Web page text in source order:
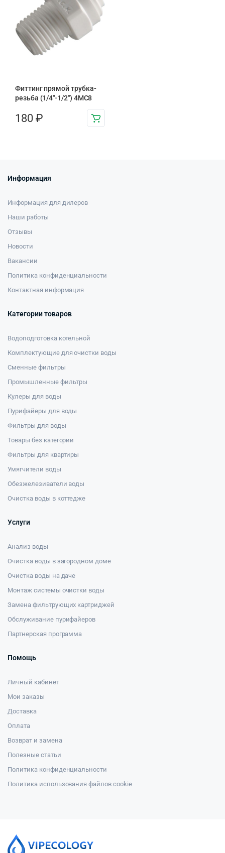
Фиттинг прямой трубка-
резьба (1/4"-1/2") 4MC8
180 ₽
Информация
Информация для дилеров
Наши работы
Отзывы
Новости
Вакансии
Политика конфиденциальности
Контактная информация
Категории товаров
Водоподготовка котельной
Комплектующие для очистки воды
Сменные фильтры
Промышленные фильтры
Кулеры для воды
Пурифайеры для воды
Фильтры для воды
Товары без категории
Фильтры для квартиры
Умягчители воды
Обезжелезиватели воды
Очистка воды в коттедже
Услуги
Анализ воды
Очистка воды в загородном доме
Очистка воды на даче
Монтаж системы очистки воды
Замена фильтрующих картриджей
Обслуживание пурифайеров
Партнерская программа
Помощь
Личный кабинет
Мои заказы
Доставка
Оплата
Возврат и замена
Полезные статьи
Политика конфиденциальности
Политика использования файлов cookie